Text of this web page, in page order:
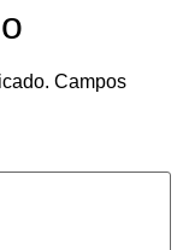
Campos